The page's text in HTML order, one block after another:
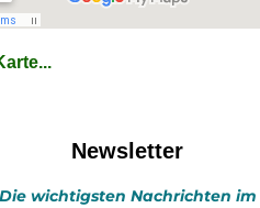
Newsletter
Die wichtigsten Nachrichten im